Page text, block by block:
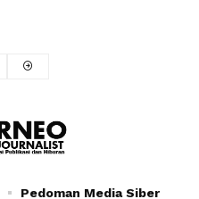
Pedoman Media Siber